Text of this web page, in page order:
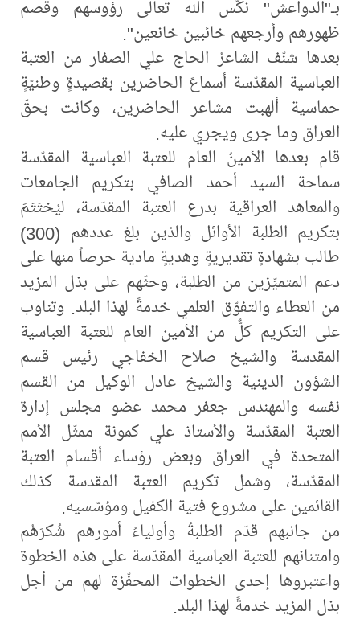
بـ"الدواعش" نكّس الله تعالى رؤوسهم وقصم
ظهورهم وأرجعهم خائبين خانعين".
بعدها شنّف الشاعرُ الحاج علي الصفار من العتبة
العباسية المقدّسة أسماعَ الحاضرين بقصيدةٍ وطنيّةٍ
حماسية ألهبت مشاعر الحاضرين، وكانت بحقّ
العراق وما جرى ويجري عليه.
قام بعدها الأمينُ العام للعتبة العباسية المقدّسة
سماحة السيد أحمد الصافي بتكريم الجامعات
والمعاهد العراقية بدرع العتبة المقدّسة، ليُختَتَمَ
بتكريم الطلبة الأوائل والذين بلغ عددهم (300)
طالب بشهادةٍ تقديريةٍ وهديةٍ مادية حرصاً منها على
دعم المتميِّزين من الطلبة، وحثّهم على بذل المزيد
من العطاء والتفوّق العلمي خدمةً لهذا البلد. وتناوب
على التكريم كلٌّ من الأمين العام للعتبة العباسية
المقدسة والشيخ صلاح الخفاجي رئيس قسم
الشؤون الدينية والشيخ عادل الوكيل من القسم
نفسه والمهندس جعفر محمد عضو مجلس إدارة
العتبة المقدّسة والأستاذ علي كمونة ممثّل الأمم
المتحدة في العراق وبعض رؤساء أقسام العتبة
المقدّسة، وشمل تكريم العتبة المقدسة كذلك
القائمين على مشروع فتية الكفيل ومؤسّسيه.
من جانبهم قدّم الطلبةُ وأولياءُ أمورهم شُكرَهُم
وامتنانهم للعتبة العباسية المقدّسة على هذه الخطوة
واعتبروها إحدى الخطوات المحفّزة لهم من أجل
بذل المزيد خدمةً لهذا البلد.